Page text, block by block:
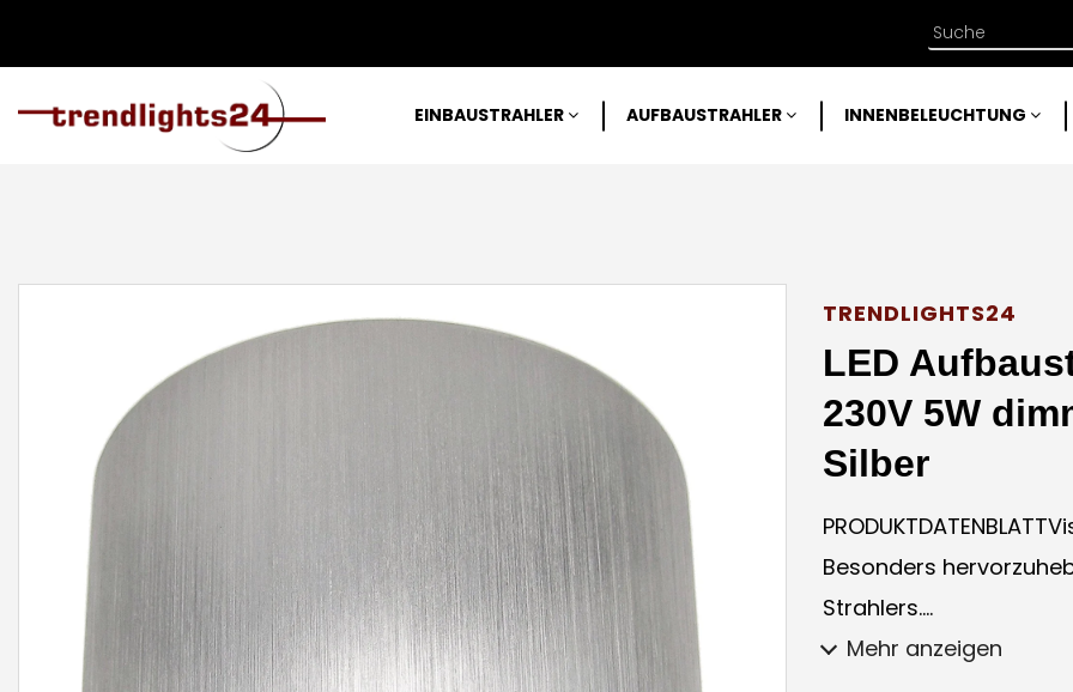
EINBAUSTRAHLER AUFBAUSTRAHLER INNENBELEUCHTUNG
TRENDLIGHTS24
LED
230V 5W
Silber
Besonders
Strahlers....
Mehr anzeigen